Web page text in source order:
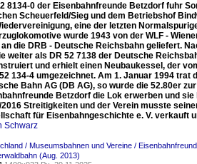
8134-0 der Eisenbahnfreunde Betzdorf fuhr
Scheuerfeld/Sieg und dem Betriebshof
eine der letzten
wurde 1943 von der WLF -
an die DRB - Deutsche Reichsbahn geliefert.
weiter als DR 52 7138 der Deutsche
und erhielt einen Neubaukessel, der
134-4 umgezeichnet. Am 1. Januar 1994
Bahn AG (DB AG), so wurde die 52.80er
Betzdorf die Lok erwerben und
2016 Streitigkeiten und der Verein musste
für Eisenbahngeschichte e. V. verkauft
Schwarz
/ Museumsbahnen und Vereine /
(Aug. 2013)